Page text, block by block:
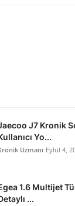
J7 Kronik
Yo...
Uzmanı Eylül 4,
1.6 Multijet
...